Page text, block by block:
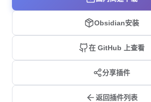
Obsidian安装
在 GitHub 上查看
分享插件
返回插件列表